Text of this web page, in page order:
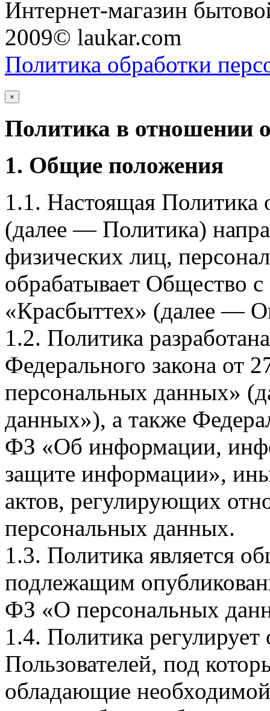
Интернет-магазин
2009© laukar.com
Политика обработки
×
Политика в отношении
1. Общие положения
1.1. Настоящая Политика
(далее — Политика)
физических лиц,
обрабатывает Общество
«Красбыттех» (далее —
1.2. Политика
Федерального закона
персональных данных»
данных»), а также
ФЗ «Об информации,
защите информации»,
актов, регулирующих
персональных данных.
1.3. Политика является
подлежащим
ФЗ «О персональных
1.4. Политика
Пользователей, под
обладающие